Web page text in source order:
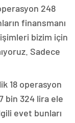
248
finansmanı
bizim için
Sadece
18 operasyon
bin 324 lira ele
evet bunları